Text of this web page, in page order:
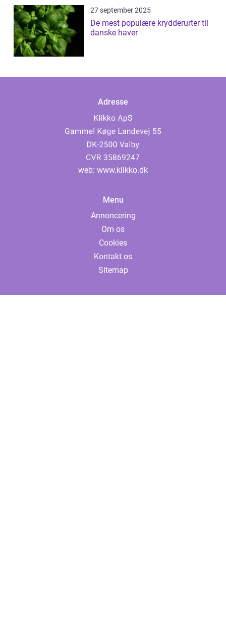
27 september 2025
De mest populære krydderurter til
danske haver
Adresse
web: www.klikko.dk
Menu
Annoncering
Om os
Cookies
Kontakt os
Sitemap